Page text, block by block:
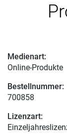
Medienart:
Online-Produkte
Bestellnummer:
700858
Lizenzart: